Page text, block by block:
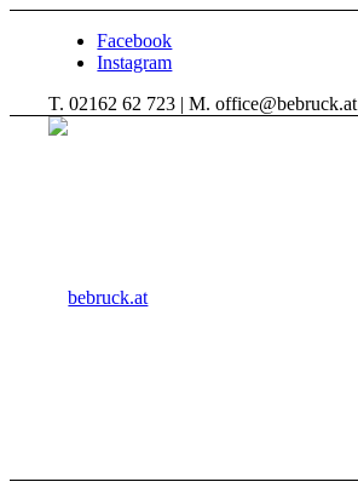
Facebook
Instagram
T. 02162 62 723 | M. office@bebruck.at